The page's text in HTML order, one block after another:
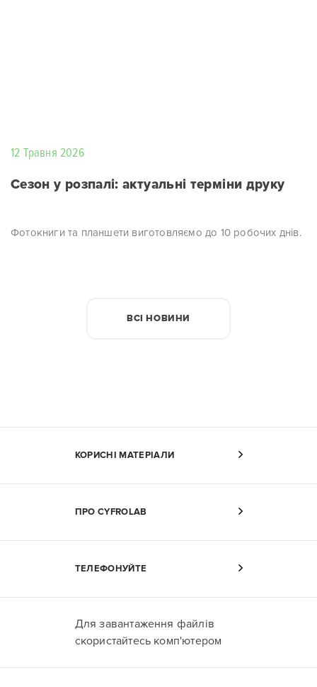
12 Травня 2026
Сезон у розпалі: актуальні терміни друку
Фотокниги та планшети виготовляємо до 10 робочих днів.
ВСІ НОВИНИ
КОРИСНІ МАТЕРІАЛИ
ПРО CYFROLAB
ТЕЛЕФОНУЙТЕ
Для завантаження файлів
скористайтесь комп'ютером